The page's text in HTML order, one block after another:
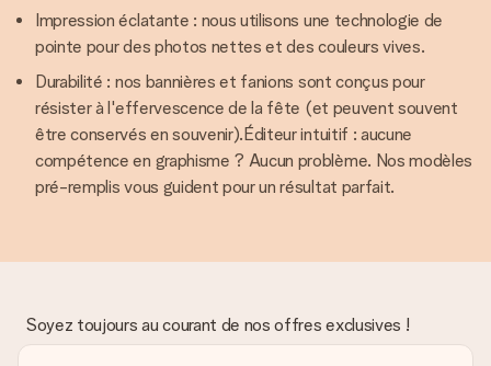
Impression éclatante : nous utilisons une technologie de
pointe pour des photos nettes et des couleurs vives.
Durabilité : nos bannières et fanions sont conçus pour
résister à l'effervescence de la fête (et peuvent souvent
être conservés en souvenir).Éditeur intuitif : aucune
compétence en graphisme ? Aucun problème. Nos modèles
pré-remplis vous guident pour un résultat parfait.
Soyez toujours au courant de nos offres exclusives !